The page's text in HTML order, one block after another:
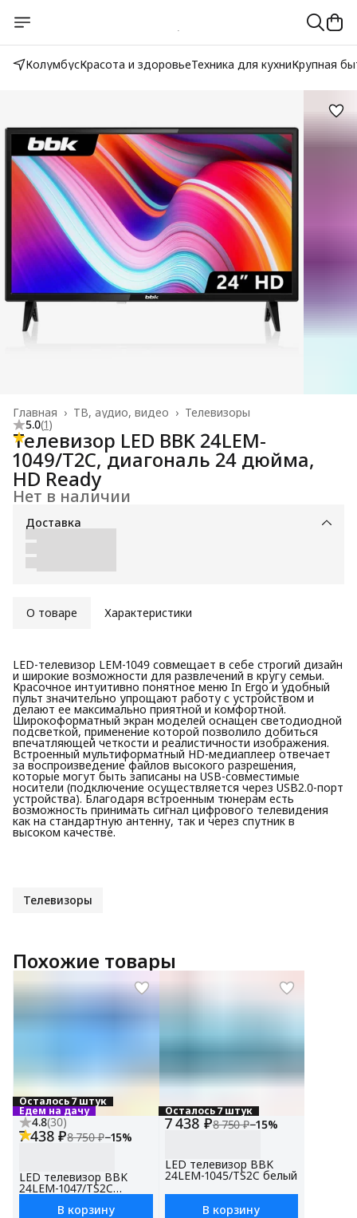
КолумбусКрасота и здоровьеТехника для кухниКрупная
Телевизоры
ТВ, аудио, видео ›
Главная ›
5.0(1)
Телевизор LED BBK 24LEM-
1049/T2C, диагональ 24 дюйма,
HD Ready
Нет в наличии
Доставка
О товаре Характеристики
LED-телевизор LEM-1049 совмещает в себе строгий дизайн
и широкие возможности для развлечений в кругу семьи.
Красочное интуитивно понятное меню In Ergo и удобный
пульт значительно упрощают работу с устройством и
делают ее максимально приятной и комфортной.
Широкоформатный экран моделей оснащен светодиодной
подсветкой, применение которой позволило добиться
впечатляющей четкости и реалистичности изображения.
Встроенный мультиформатный HD-медиаплеер отвечает
за воспроизведение файлов высокого разрешения,
которые могут быть записаны на USB-совместимые
носители (подключение осуществляется через USB2.0-порт
устройства). Благодаря встроенным тюнерам есть
возможность принимать сигнал цифрового телевидения
как на стандартную антенну, так и через спутник в
высоком качестве.
Телевизоры
Похожие товары
Осталось 7 штук
Едем на дачу
4.8(30)
7 438 ₽8 750 ₽−15%
LED телевизор BBK
24LEM-1047/TS2C
В корзину
Осталось 7 штук
7 438 ₽8 750 ₽−15%
LED телевизор BBK
24LEM-1045/TS2C белый
В корзину